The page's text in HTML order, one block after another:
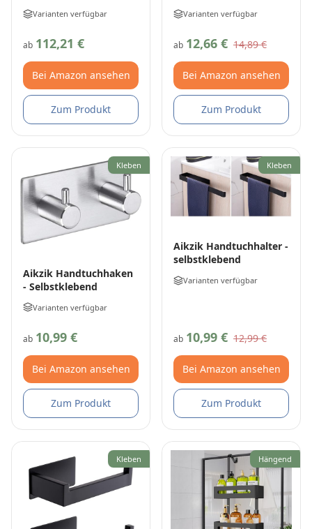
Varianten verfügbar
ab 112,21 €
Bei Amazon ansehen
Zum Produkt
Varianten verfügbar
ab 12,66 € 14,89 €
Bei Amazon ansehen
Zum Produkt
Kleben
Aikzik Handtuchhaken
- Selbstklebend
Varianten verfügbar
ab 10,99 €
Bei Amazon ansehen
Zum Produkt
Kleben
Aikzik Handtuchhalter -
selbstklebend
Varianten verfügbar
ab 10,99 € 12,99 €
Bei Amazon ansehen
Zum Produkt
Kleben Hängend